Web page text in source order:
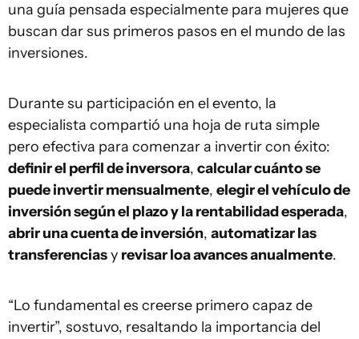
una guía pensada especialmente para mujeres que
buscan dar sus primeros pasos en el mundo de las
inversiones.
Durante su participación en el evento, la
especialista compartió una hoja de ruta simple
pero efectiva para comenzar a invertir con éxito:
definir el perfil de inversora, calcular cuánto se
puede invertir mensualmente, elegir el vehículo de
inversión según el plazo y la rentabilidad esperada,
abrir una cuenta de inversión, automatizar las
transferenciasy revisar loa avances anualmente.
“Lo fundamental es creerse primero capaz de
invertir”, sostuvo, resaltando la importancia del